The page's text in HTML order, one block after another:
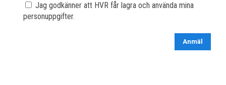
Jag godkänner att HVR får lagra och använda mina
personuppgifter.